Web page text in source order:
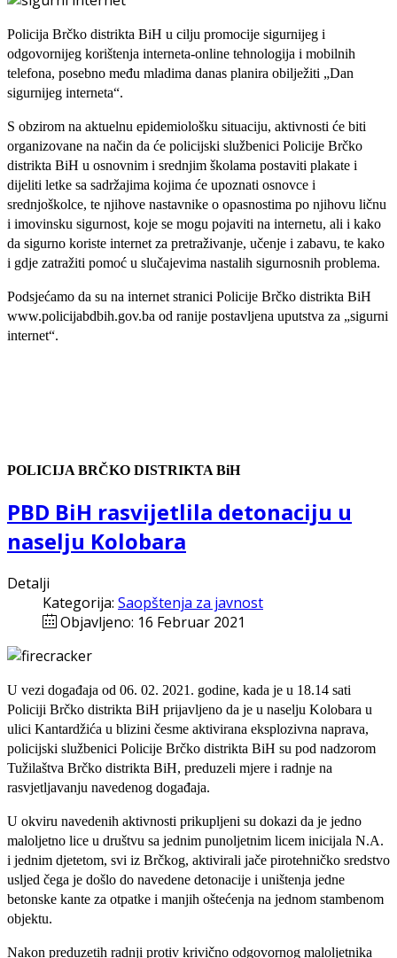
Policija Brčko distrikta BiH u cilju promocije sigurnijeg i
odgovornijeg korištenja interneta-online tehnologija i mobilnih
telefona, posebno među mladima danas planira obilježiti „Dan
sigurnijeg interneta“.
S obzirom na aktuelnu epidemiološku situaciju, aktivnosti će biti
organizovane na način da će policijski službenici Policije Brčko
distrikta BiH u osnovnim i srednjim školama postaviti plakate i
dijeliti letke sa sadržajima kojima će upoznati osnovce i
srednjoškolce, te njihove nastavnike o opasnostima po njihovu ličnu
i imovinsku sigurnost, koje se mogu pojaviti na internetu, ali i kako
da sigurno koriste internet za pretraživanje, učenje i zabavu, te kako
i gdje zatražiti pomoć u slučajevima nastalih sigurnosnih problema.
Podsjećamo da su na internet stranici Policije Brčko distrikta BiH
www.policijabdbih.gov.ba od ranije postavljena uputstva za „sigurni
internet“.
POLICIJA BRČKO DISTRIKTA BiH
PBD BiH rasvijetlila detonaciju u
naselju Kolobara
Detalji
Kategorija: Saopštenja za javnost
Objavljeno: 16 Februar 2021
U vezi događaja od 06. 02. 2021. godine, kada je u 18.14 sati
Policiji Brčko distrikta BiH prijavljeno da je u naselju Kolobara u
ulici Kantardžića u blizini česme aktivirana eksplozivna naprava,
policijski službenici Policije Brčko distrikta BiH su pod nadzorom
Tužilaštva Brčko distrikta BiH, preduzeli mjere i radnje na
rasvjetljavanju navedenog događaja.
U okviru navedenih aktivnosti prikupljeni su dokazi da je jedno
maloljetno lice u društvu sa jednim punoljetnim licem inicijala N.A.
i jednim djetetom, svi iz Brčkog, aktivirali jače pirotehničko sredstvo
usljed čega je došlo do navedene detonacije i uništenja jedne
betonske kante za otpatke i manjih oštećenja na jednom stambenom
objektu.
Nakon preduzetih radnji protiv krivično odgovornog maloljetnika